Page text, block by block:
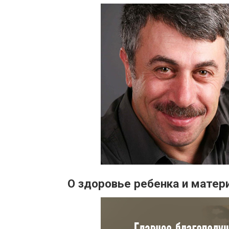
О здоровье ребенка и